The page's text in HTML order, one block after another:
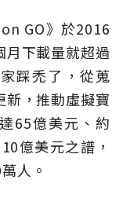
GO》於2016
下載量就超過
踩禿了，從蒐
，推動虛擬寶
65億美元、約
億美元之譜，
人。